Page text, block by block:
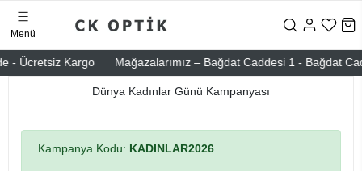
- Ücretsiz Kargo Mağazalarımız – Bağdat Caddesi 1 - Bağdat
Menü
Dünya Kadınlar Günü Kampanyası
Kampanya Kodu: KADINLAR2026